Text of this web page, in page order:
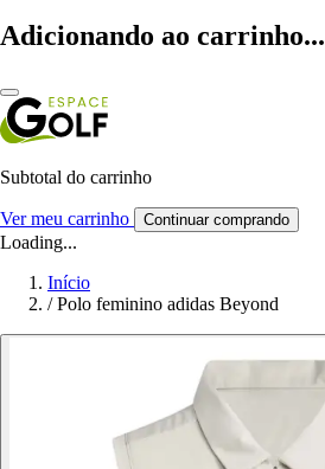
Adicionando ao carrinho...
Subtotal do carrinho
Ver meu carrinho Continuar comprando
Loading...
Início
/ Polo feminino adidas Beyond